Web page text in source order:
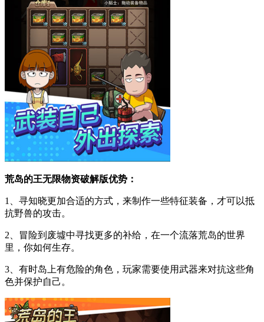
荒岛的王无限物资破解版优势：
1、寻知晓更加合适的方式，来制作一些特征装备，才可以抵
抗野兽的攻击。
2、冒险到废墟中寻找更多的补给，在一个流落荒岛的世界
里，你如何生存。
3、有时岛上有危险的角色，玩家需要使用武器来对抗这些角
色并保护自己。